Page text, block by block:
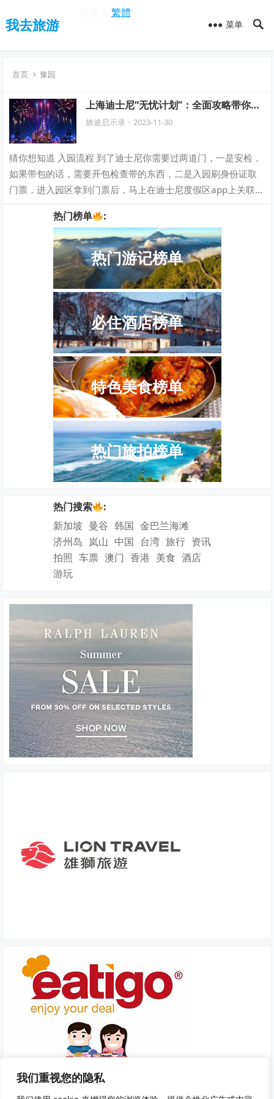
我们重视您的隐私
繁體
我去旅游 菜单
首页 豫园
上海迪士尼“无忧计划”：全面攻略带你轻
松畅玩，享受保姆级的迪士尼奇妙之旅！
旅途启示录 · 2023-11-30
猜你想知道 入园流程 到了迪士尼你需要过两道门，一是安检，
如果带包的话，需要开包检查带的东西，二是入园刷身份证取
门票，进入园区拿到门票后，马上在迪士尼度假区app上关联就
热门榜单 :
热门游记榜单
必住酒店榜单
特色美食榜单
热门旅拍榜单
热门搜索
:
新加坡 曼谷 韩国 金巴兰海滩
济州岛 岚山 中国 台湾 旅行 资讯
拍照 车票 澳门 香港 美食 酒店
游玩